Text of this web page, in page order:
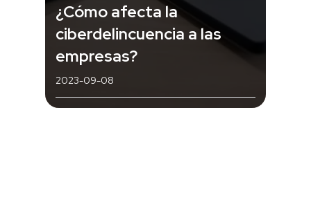
¿Cómo afecta la
ciberdelincuencia a las
empresas?
2023-09-08